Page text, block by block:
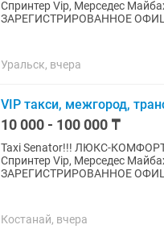
Спринтер Vip, Мерседес
ЗАРЕГИСТРИРОВАННОЕ
Уральск, вчера
VIP такси, межгород,
10 000 - 100 000 ₸
Taxi Senator!!! ЛЮКС-КОМФОРТ
Спринтер Vip, Мерседес
ЗАРЕГИСТРИРОВАННОЕ
Костанай, вчера